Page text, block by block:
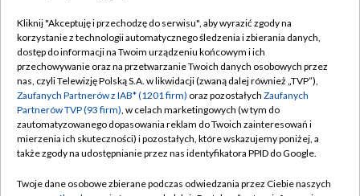
TVP
Abonament TVP
Sklep TVP
Biuro Reklamy
Oferta Handlowa
Regulamin TVP
Polityka prywatności
Moje zgody
Biuro reklamy
Kliknij "Akceptuję i przechodzę do serwisu", aby wyrazić zgody na
korzystanie z technologii automatycznego śledzenia i zbierania danych,
dostęp do informacji na Twoim urządzeniu końcowym i ich
przechowywanie oraz na przetwarzanie Twoich danych osobowych przez
nas, czyli Telewizję Polską S.A. w likwidacji (zwaną dalej również „TVP”),
Zaufanych Partnerów z IAB* (1201 firm) oraz pozostałych Zaufanych
Partnerów TVP (93 firm), w celach marketingowych (w tym do
zautomatyzowanego dopasowania reklam do Twoich zainteresowań i
mierzenia ich skuteczności) i pozostałych, które wskazujemy poniżej, a
także zgody na udostępnianie przez nas identyfikatora PPID do Google.
Twoje dane osobowe zbierane podczas odwiedzania przez Ciebie naszych